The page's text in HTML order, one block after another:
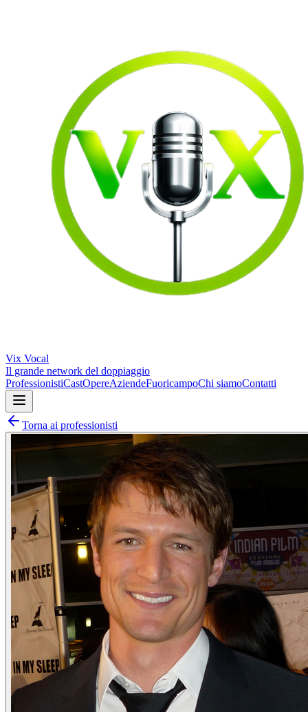
Vix Vocal
Il grande network del doppiaggio
ProfessionistiCastOpereAziendeFuoricampoChi siamoContatti
Torna ai professionisti